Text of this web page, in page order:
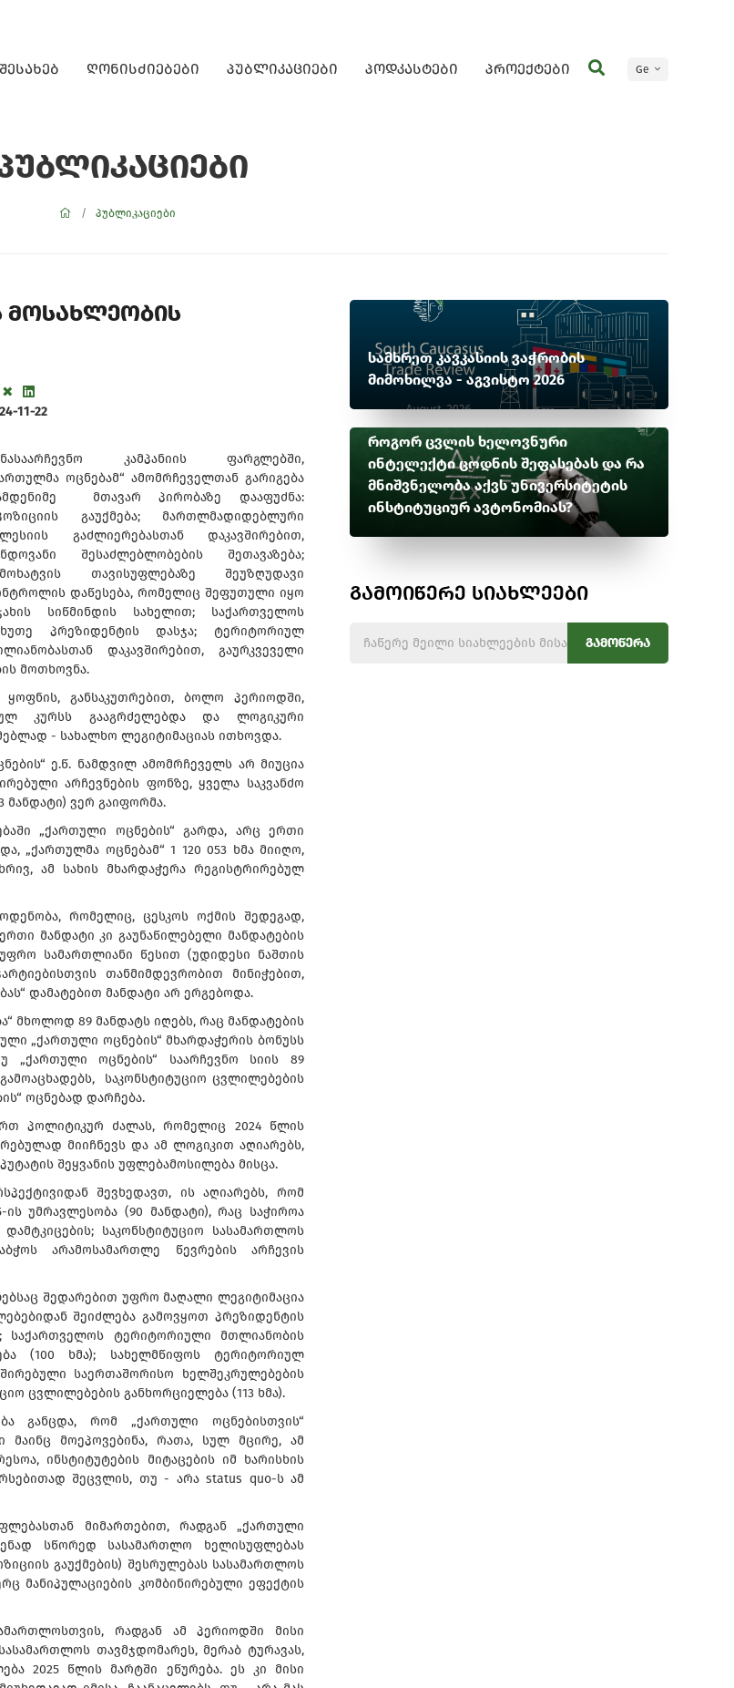
ღონისძიებები პუბლიკაციები პოდკასტები პროექტები
Ge
პუბლიკაციები
მოსახლეობის
11-22
კამპანიის ფარგლებში,
ოცნებამ“ ამომრჩეველთან გარიგება
მთავარ პირობაზე დააფუძნა:
გაუქმება; მართლმადიდებლური
გაძლიერებასთან დაკავშირებით,
შესაძლებლობების შეთავაზება;
თავისუფლებაზე შეუზღუდავი
დაწესება, რომელიც შეფუთული იყო
სიწმინდის სახელით; საქართველოს
პრეზიდენტის დასჯა; ტერიტორიულ
დაკავშირებით, გაურკვეველი
მოთხოვნა.
განსაკუთრებით, ბოლო პერიოდში,
კურსს გააგრძელებდა და ლოგიკური
- სახალხო ლეგიტიმაციას ითხოვდა.
ე.წ. ნამდვილ ამომრჩეველს არ მიუცია
არჩევნების ფონზე, ყველა საკვანძო
მანდატი) ვერ გაიფორმა.
„ქართული ოცნების“ გარდა, არც ერთი
„ქართულმა ოცნებამ“ 1 120 053 ხმა მიიღო,
ამ სახის მხარდაჭერა რეგისტრირებულ
რომელიც, ცესკოს ოქმის შედეგად,
მანდატი კი გაუნაწილებელი მანდატების
სამართლიანი წესით (უდიდესი ნაშთის
თანმიმდევრობით მინიჭებით,
დამატებით მანდატი არ ერგებოდა.
მხოლოდ 89 მანდატს იღებს, რაც მანდატების
„ქართული ოცნების“ მხარდაჭერის ბონუსს
„ქართული ოცნების“ საარჩევნო სიის 89
საკონსტიტუციო ცვლილებების
ოცნებად დარჩება.
პოლიტიკურ ძალას, რომელიც 2024 წლის
მიიჩნევს და ამ ლოგიკით აღიარებს,
შეყვანის უფლებამოსილება მისცა.
შევხედავთ, ის აღიარებს, რომ
უმრავლესობა (90 მანდატი), რაც საჭიროა
საკონსტიტუციო სასამართლოს
არამოსამართლე წევრების არჩევის
შედარებით უფრო მაღალი ლეგიტიმაცია
შეიძლება გამოვყოთ პრეზიდენტის
საქართველოს ტერიტორიული მთლიანობის
(100 ხმა); სახელმწიფოს ტერიტორიულ
საერთაშორისო ხელშეკრულებების
ცვლილებების განხორციელება (113 ხმა).
განცდა, რომ „ქართული ოცნებისთვის“
მაინც მოეპოვებინა, რათა, სულ მცირე, ამ
ინსტიტუტების მიტაცების იმ ხარისხის
შეცვლის, თუ - არა status quo-ს ამ
მიმართებით, რადგან „ქართული
სწორედ სასამართლო ხელისუფლებას
გაუქმების) შესრულებას სასამართლოს
მანიპულაციების კომბინირებული ეფექტის
რადგან ამ პერიოდში მისი
თავმჯდომარეს, მერაბ ტურავას,
2025 წლის მარტში ეწურება. ეს კი მისი
სამხრეთ კავკასიის ვაჭრობის
მიმოხილვა - აგვისტო 2026
როგორ ცვლის ხელოვნური
ინტელექტი ცოდნის შეფასებას და რა
მნიშვნელობა აქვს უნივერსიტეტის
ინსტიტუციურ ავტონომიას?
გამოიწერე სიახლეები
გამოწერა